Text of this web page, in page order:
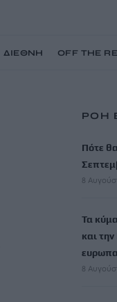
ΔΙΕΘΝΗ OFF THE
ΡΟΗ
Πότε
8
Τα
και
8